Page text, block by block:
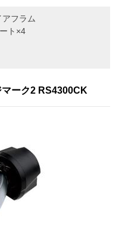
フラム
ト×4
ーク2 RS4300CK